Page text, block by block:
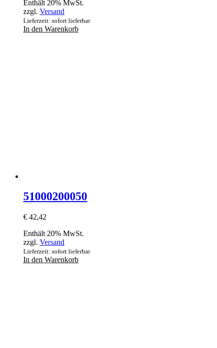
Enthält 20% MwSt.
zzgl. Versand
Lieferzeit: sofort lieferbar
In den Warenkorb
51000200050
€ 42,42
Enthält 20% MwSt.
zzgl. Versand
Lieferzeit: sofort lieferbar
In den Warenkorb